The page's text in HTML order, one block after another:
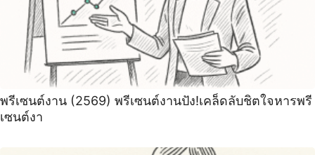
พรีเซนต์งาน (2569) พรีเซนต์งานปัง!เคล็ดลับชิตใจหารพรี
เซนต์งา